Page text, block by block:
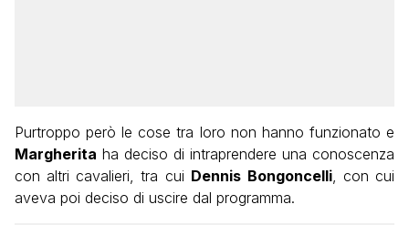
Purtroppo però le cose tra loro non hanno funzionato e
Margherita ha deciso di intraprendere una conoscenza
con altri cavalieri, tra cui Dennis Bongoncelli, con cui
aveva poi deciso di uscire dal programma.